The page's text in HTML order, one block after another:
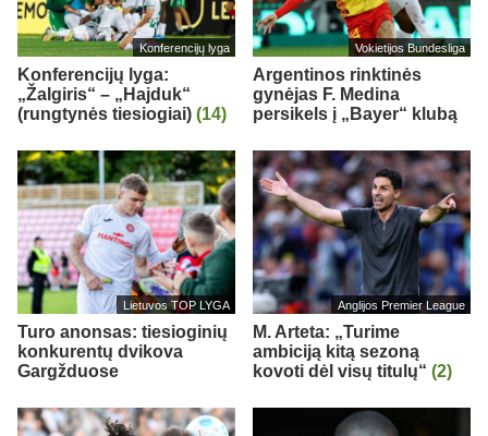
Konferencijų lyga
Konferencijų lyga:
„Žalgiris“ – „Hajduk“
(rungtynės tiesiogiai) (14)
Vokietijos Bundesliga
Argentinos rinktinės
gynėjas F. Medina
persikels į „Bayer“ klubą
Lietuvos TOP LYGA
Turo anonsas: tiesioginių
konkurentų dvikova
Gargžduose
Anglijos Premier League
M. Arteta: „Turime
ambiciją kitą sezoną
kovoti dėl visų titulų“ (2)